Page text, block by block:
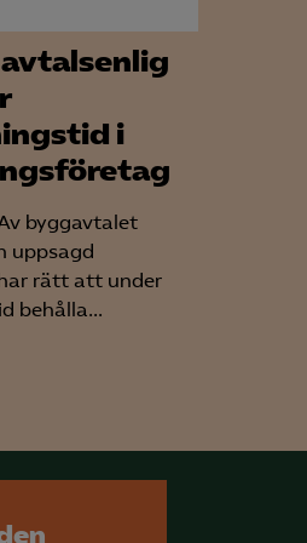
i
byggavtalet
uppsagd
rätt att under
behålla...